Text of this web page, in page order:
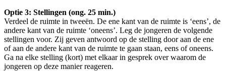
Optie 3: Stellingen (ong. 25 min.)
Verdeel de ruimte in tweeën. De ene kant van de ruimte is ‘eens’, de
andere kant van de ruimte ‘oneens’. Leg de jongeren de volgende
stellingen voor. Zij geven antwoord op de stelling door aan de ene
of aan de andere kant van de ruimte te gaan staan, eens of oneens.
Ga na elke stelling (kort) met elkaar in gesprek over waarom de
jongeren op deze manier reageren.